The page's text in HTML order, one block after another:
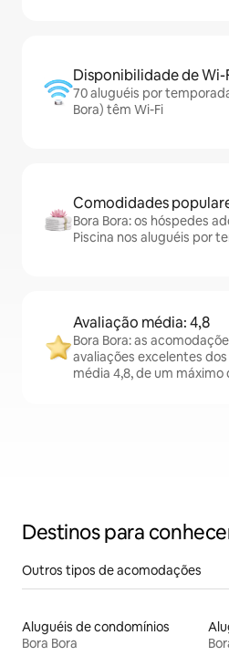
Disponibilidade de Wi-
70 aluguéis por
Bora) têm Wi-Fi
Comodidades
Bora Bora: os hóspedes
Piscina nos aluguéis por
Avaliação média: 4,8
Bora Bora: as
avaliações excelentes
média 4,8, de um máximo
Destinos para
Outros tipos de acomodações
Aluguéis de condomínios
Bora Bora